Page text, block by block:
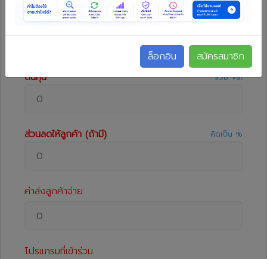
ราคาขาย (รวม Vat)
ต้นทุน รวม Vat
ส่วนลดให้ลูกค้า (ถ้ามี) คิดเป็น %
ค่าส่งลูกค้าจ่าย
โปรแกรมที่เข้าร่วม
ล็อกอิน สมัครสมาชิก